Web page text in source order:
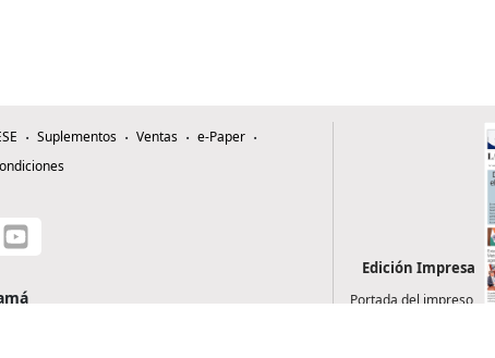
Suplementos Ventas
e-Paper
Edición Impresa
Portada del impreso